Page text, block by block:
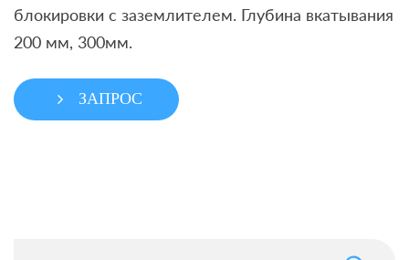
блокировки с заземлителем. Глубина вкатывания
200 мм, 300мм.
ЗАПРОС